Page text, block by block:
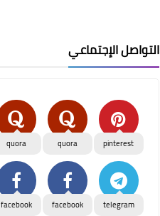
التواصل الإجتماعي
pinterest
quora
quora
telegram
facebook
facebook